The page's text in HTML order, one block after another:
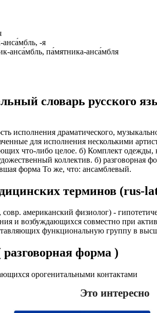
анса́мбль, -я
анса́мбль, па́мятника-анса́мбля
словарь русского
исполнения драматического,
для исполнения несколькими
что-либо целое. б) Комплект
коллектив. б) разговорная
форма То же, что: ансамблевый.
терминов (rus-
американский физиолог) -
и возбуждающихся совместно при
функциональную группу в
форма )
оpогенитальными контактами
Это интересно